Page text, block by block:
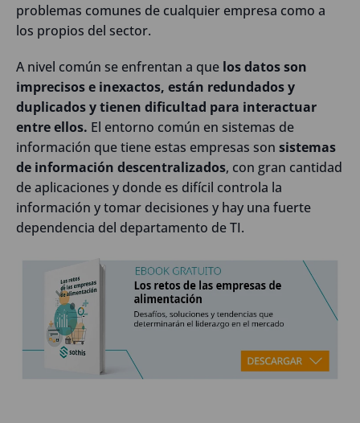
problemas comunes de cualquier empresa como a
los propios del sector.
A nivel común se enfrentan a que los datos son
imprecisos e inexactos, están redundados y
duplicados y tienen dificultad para interactuar
entre ellos. El entorno común en sistemas de
información que tiene estas empresas son sistemas
de información descentralizados, con gran cantidad
de aplicaciones y donde es difícil controla la
información y tomar decisiones y hay una fuerte
dependencia del departamento de TI.